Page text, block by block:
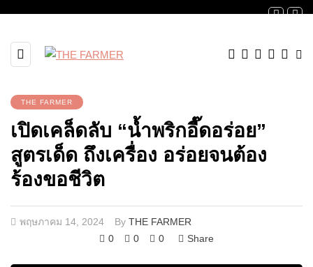
THE FARMER
เปิดเคล็ดลับ “น้ำพริกอี๊ดอร่อย”
สูตรเด็ด ถึงเครื่อง อร่อยจนต้อง
ร้องขอชีวิต
พฤษภาคม 14, 2024 By THE FARMER
0
0 0 Share